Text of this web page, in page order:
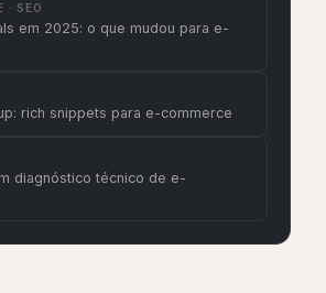
· SEO
em 2025: o que mudou para e-
rich snippets para e-commerce
diagnóstico técnico de e-